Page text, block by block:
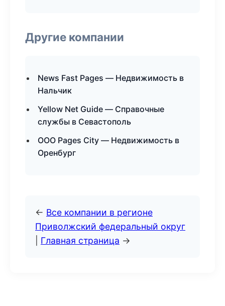
Другие компании
News Fast Pages — Недвижимость в
Нальчик
Yellow Net Guide — Справочные
службы в Севастополь
ООО Pages City — Недвижимость в
Оренбург
← Все компании в регионе
Приволжский федеральный округ
Главная страница →